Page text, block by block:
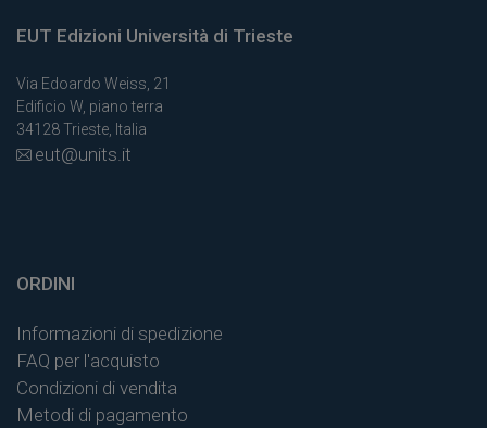
EUT Edizioni Università di Trieste
Via Edoardo Weiss, 21
Edificio W, piano terra
34128 Trieste, Italia
eut@units.it
ORDINI
Informazioni di spedizione
FAQ per l'acquisto
Condizioni di vendita
Metodi di pagamento